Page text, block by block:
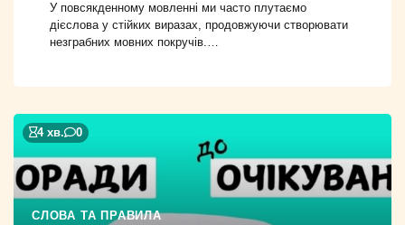
У повсякденному мовленні ми часто плутаємо
дієслова у стійких виразах, продовжуючи створювати
незграбних мовних покручів.…
4 хв. 0
СЛОВА ТА ПРАВИЛА